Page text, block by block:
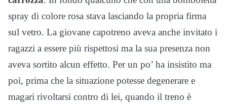
spray di colore rosa stava lasciando la propria firma
sul vetro. La giovane capotreno aveva anche invitato i
ragazzi a essere più rispettosi ma la sua presenza non
aveva sortito alcun effetto. Per un po’ ha insistito ma
poi, prima che la situazione potesse degenerare e
magari rivoltarsi contro di lei, quando il treno è